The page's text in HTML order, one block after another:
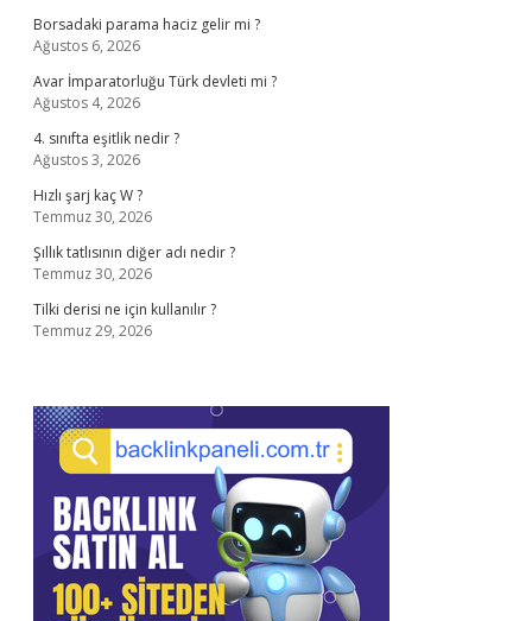
Borsadaki parama haciz gelir mi ?
Ağustos 6, 2026
Avar İmparatorluğu Türk devleti mi ?
Ağustos 4, 2026
4. sınıfta eşitlik nedir ?
Ağustos 3, 2026
Hızlı şarj kaç W ?
Temmuz 30, 2026
Şıllık tatlısının diğer adı nedir ?
Temmuz 30, 2026
Tilki derisi ne için kullanılır ?
Temmuz 29, 2026